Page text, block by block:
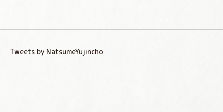
Tweets by NatsumeYujincho